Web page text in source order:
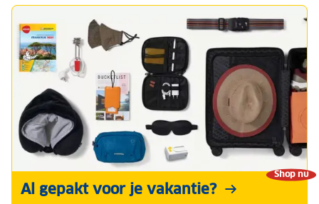
Shop nu
Al gepakt voor je vakantie?